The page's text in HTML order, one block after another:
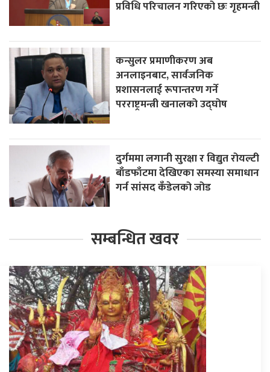
प्रविधि परिचालन गरिएको छः गृहमन्त्री
कन्सुलर प्रमाणीकरण अब
अनलाइनबाट, सार्वजनिक
प्रशासनलाई रूपान्तरण गर्ने
परराष्ट्रमन्त्री खनालको उद्घोष
दुर्गममा लगानी सुरक्षा र विद्युत रोयल्टी
बाँडफाँटमा देखिएका समस्या समाधान
गर्न सांसद कँडेलको जोड
सम्बन्धित खवर